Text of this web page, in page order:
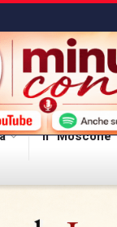
Il “Moscone”